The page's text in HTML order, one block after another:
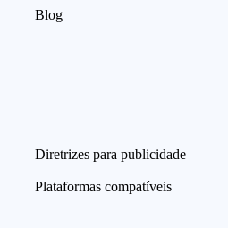
Blog
Diretrizes para publicidade
Plataformas compatíveis